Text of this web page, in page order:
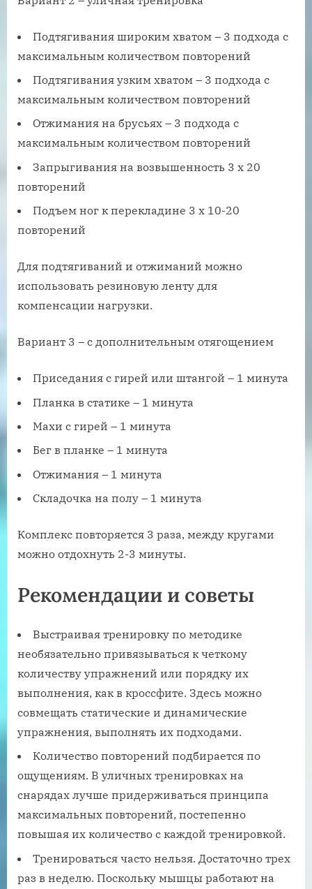
Подтягивания широким хватом – 3 подхода с
максимальным количеством повторений
Подтягивания узким хватом – 3 подхода с
максимальным количеством повторений
Отжимания на брусьях – 3 подхода с
максимальным количеством повторений
Запрыгивания на возвышенность 3 х 20
повторений
Подъем ног к перекладине 3 х 10-20
повторений
Для подтягиваний и отжиманий можно
использовать резиновую ленту для
компенсации нагрузки.
Вариант 3 – с дополнительным отягощением
Приседания с гирей или штангой – 1 минута
Планка в статике – 1 минута
Махи с гирей – 1 минута
Бег в планке – 1 минута
Отжимания – 1 минута
Складочка на полу – 1 минута
Комплекс повторяется 3 раза, между кругами
можно отдохнуть 2-3 минуты.
Рекомендации и советы
Выстраивая тренировку по методике
необязательно привязываться к четкому
количеству упражнений или порядку их
выполнения, как в кроссфите. Здесь можно
совмещать статические и динамические
упражнения, выполнять их подходами.
Количество повторений подбирается по
ощущениям. В уличных тренировках на
снарядах лучше придерживаться принципа
максимальных повторений, постепенно
повышая их количество с каждой тренировкой.
Тренироваться часто нельзя. Достаточно трех
раз в неделю. Поскольку мышцы работают на